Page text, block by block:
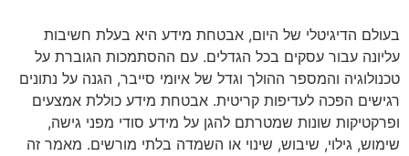
בעולם הדיגיטלי של היום, אבטחת מידע היא בעלת חשיבות
עליונה עבור עסקים בכל הגדלים. עם ההסתמכות הגוברת על
טכנולוגיה והמספר ההולך וגדל של איומי סייבר, הגנה על נתונים
רגישים הפכה לעדיפות קריטית. אבטחת מידע כוללת אמצעים
ופרקטיקות שונות שמטרתם להגן על מידע סודי מפני גישה,
שימוש, גילוי, שיבוש, שינוי או השמדה בלתי מורשים. מאמר זה